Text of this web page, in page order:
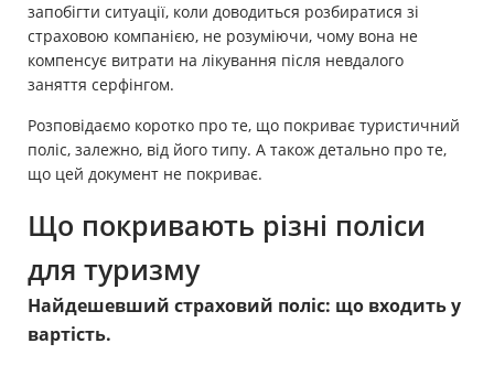
запобігти ситуації, коли доводиться розбиратися зі
страховою компанією, не розуміючи, чому вона не
компенсує витрати на лікування після невдалого
заняття серфінгом.
Розповідаємо коротко про те, що покриває туристичний
поліс, залежно, від його типу. А також детально про те,
що цей документ не покриває.
Що покривають різні поліси
для туризму
Найдешевший страховий поліс: що входить у
вартість.